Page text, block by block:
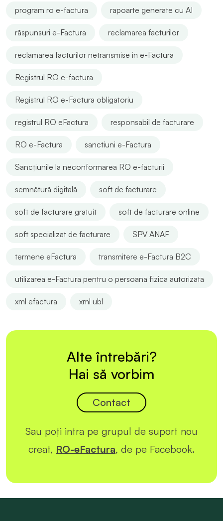
program ro e-factura rapoarte generate cu AI
răspunsuri e-Factura reclamarea facturilor
reclamarea facturilor netransmise in e-Factura
Registrul RO e-factura
Registrul RO e-Factura obligatoriu
registrul RO eFactura responsabil de facturare
RO e-Factura sanctiuni e-Factura
Sancțiunile la neconformarea RO e-facturii
semnătură digitală soft de facturare
soft de facturare gratuit soft de facturare online
soft specializat de facturare SPV ANAF
termene eFactura transmitere e-Factura B2C
utilizarea e-Factura pentru o persoana fizica autorizata
xml efactura xml ubl
Alte întrebări?
Hai să vorbim
Contact
Sau poți intra pe grupul de suport nou
creat, RO-eFactura, de pe Facebook.